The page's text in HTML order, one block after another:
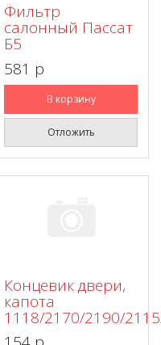
Фильтр
салонный Пассат
Б5
581 p
В корзину
Отложить
Концевик двери,
капота
1118/2170/2190/